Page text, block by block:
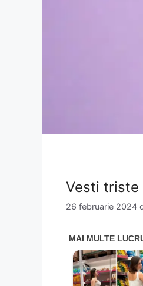
Vesti triste
26 februarie 2024